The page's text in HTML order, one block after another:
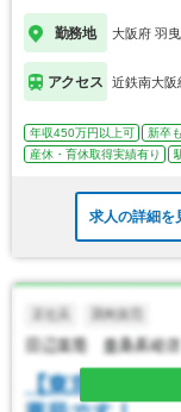
勤務地 大阪府 羽
アクセス 近鉄南大阪
年収450万円以上可 新卒
産休・育休取得実績有り
求人の詳細を